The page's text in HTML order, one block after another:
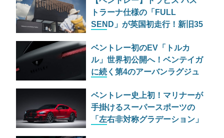
トラーナ仕様の「FULL
SEND」が英国初走行！新旧35
ベントレー初のEV「トルカ
ル」世界初公開へ！ベンテイガ
に続く第4のアーバンラグジュ
ベントレー史上初！マリナーが
手掛けるスーパースポーツの
「左右非対称グラデーション」